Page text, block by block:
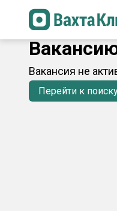
Вакансия не
Перейти к